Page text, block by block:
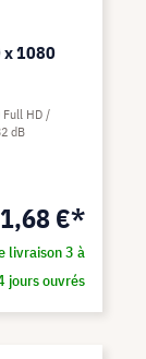
x 1080
€*
livraison 3 à
jours ouvrés
Full HD
dB